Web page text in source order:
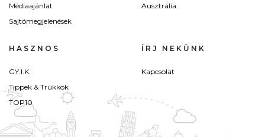
Médiaajánlat
Sajtómegjelenések
Ausztrália
HASZNOS
GY.I.K.
Tippek & Trükkök
TOP10
ÍRJ NEKÜNK
Kapcsolat